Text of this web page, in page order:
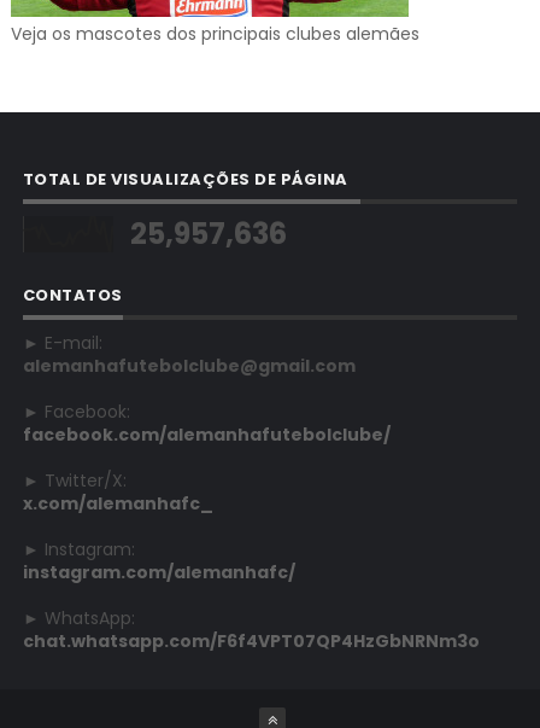
Veja os mascotes dos principais clubes alemães
TOTAL DE VISUALIZAÇÕES DE PÁGINA
25,957,636
CONTATOS
► E-mail:
alemanhafutebolclube@gmail.com
► Facebook:
facebook.com/alemanhafutebolclube/
► Twitter/X:
x.com/alemanhafc_
► Instagram:
instagram.com/alemanhafc/
► WhatsApp:
chat.whatsapp.com/F6f4VPT07QP4HzGbNRNm3o